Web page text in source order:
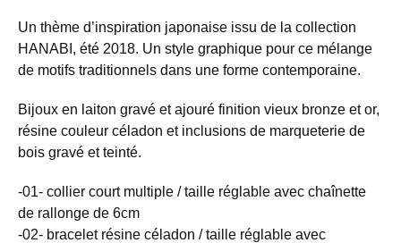
Un thème d’inspiration japonaise issu de la collection
HANABI, été 2018. Un style graphique pour ce mélange
de motifs traditionnels dans une forme contemporaine.
Bijoux en laiton gravé et ajouré finition vieux bronze et or,
résine couleur céladon et inclusions de marqueterie de
bois gravé et teinté.
-01- collier court multiple / taille réglable avec chaînette
de rallonge de 6cm
-02- bracelet résine céladon / taille réglable avec